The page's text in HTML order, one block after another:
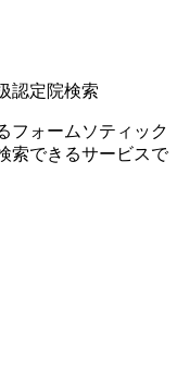
認定院検索
フォームソティック
索できるサービスで